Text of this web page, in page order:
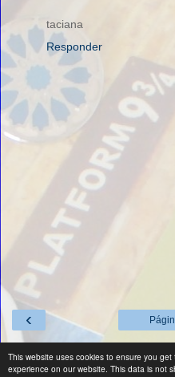
This website uses cookies to ensure you get
experience on our website. This data is not
taciana
Responder
‹